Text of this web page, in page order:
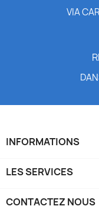
VIA
INFORMATIONS
LES SERVICES
CONTACTEZ NOUS